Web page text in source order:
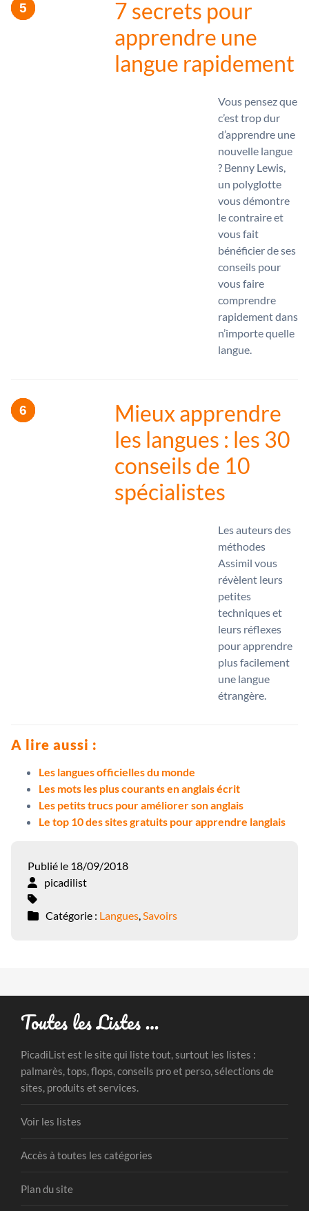
7 secrets pour
apprendre une
langue rapidement
Vous pensez que
c’est trop dur
d’apprendre une
nouvelle langue
? Benny Lewis,
un polyglotte
vous démontre
le contraire et
vous fait
bénéficier de ses
conseils pour
vous faire
comprendre
rapidement dans
n’importe quelle
langue.
Mieux apprendre
les langues : les 30
conseils de 10
spécialistes
Les auteurs des
méthodes
Assimil vous
révèlent leurs
petites
techniques et
leurs réflexes
pour apprendre
plus facilement
une langue
étrangère.
A lire aussi :
Les langues officielles du monde
Les mots les plus courants en anglais écrit
Les petits trucs pour améliorer son anglais
Le top 10 des sites gratuits pour apprendre langlais
Publié le 18/09/2018
picadilist
Catégorie : Langues Savoirs
Toutes les Listes …
PicadiList est le site qui liste tout, surtout les listes :
palmarès, tops, flops, conseils pro et perso, sélections de
sites, produits et services.
Voir les listes
Accès à toutes les catégories
Plan du site